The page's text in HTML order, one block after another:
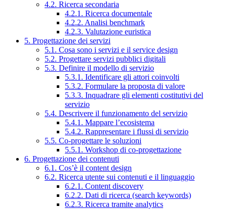
4.2. Ricerca secondaria
4.2.1. Ricerca documentale
4.2.2. Analisi benchmark
4.2.3. Valutazione euristica
5. Progettazione dei servizi
5.1. Cosa sono i servizi e il service design
5.2. Progettare servizi pubblici digitali
5.3. Definire il modello di servizio
5.3.1. Identificare gli attori coinvolti
5.3.2. Formulare la proposta di valore
5.3.3. Inquadrare gli elementi costitutivi del
servizio
5.4. Descrivere il funzionamento del servizio
5.4.1. Mappare l’ecosistema
5.4.2. Rappresentare i flussi di servizio
5.5. Co-progettare le soluzioni
5.5.1. Workshop di co-progettazione
6. Progettazione dei contenuti
6.1. Cos’è il content design
6.2. Ricerca utente sui contenuti e il linguaggio
6.2.1. Content discovery
6.2.2. Dati di ricerca (search keywords)
6.2.3. Ricerca tramite analytics